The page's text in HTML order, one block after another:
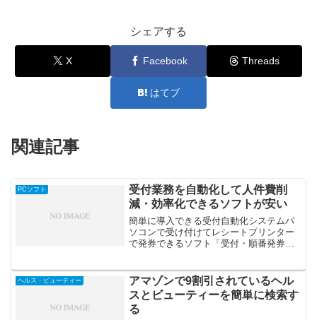
シェアする
X Facebook Threads
はてブ
関連記事
PCソフト
受付業務を自動化して人件費削
減・効率化できるソフトが安い
簡単に導入できる受付自動化システムパ
ソコンで受け付けてレシートプリンター
で発券できるソフト「受付・順番発券
す。受付・順番発券機のメリット・受付
業務の時間が短縮され、利用者...
ヘルス・ビューティー
アマゾンで9割引されているヘル
スとビューティーを簡単に検索す
る